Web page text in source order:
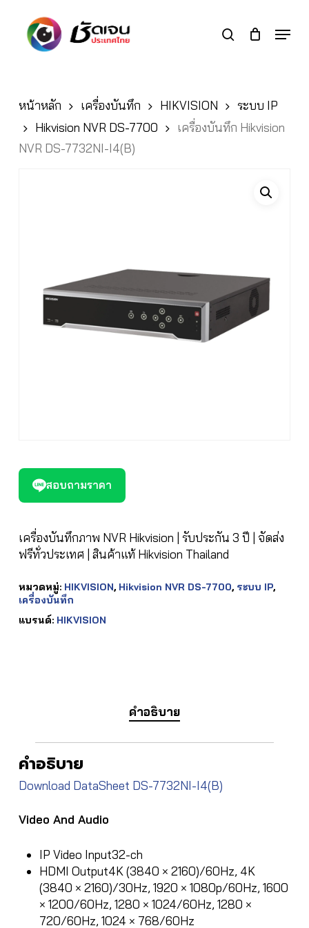
search Menu
หน้าหลัก เครื่องบันทึก HIKVISION
ระบบ IP
Hikvision NVR DS-7700
เครื่องบันทึก Hikvision
NVR DS-7732NI-I4(B)
สอบถามราคา
เครื่องบันทึกภาพ NVR Hikvision | รับประกัน 3 ปี | จัดส่ง
ฟรีทั่วประเทศ | สินค้าแท้ Hikvision Thailand
หมวดหมู่: HIKVISION, Hikvision NVR DS-7700, ระบบ IP,
เครื่องบันทึก
แบรนด์: HIKVISION
คำอธิบาย
คำอธิบาย
Download DataSheet DS-7732NI-I4(B)
Video And Audio
IP Video Input32-ch
HDMI Output4K (3840 × 2160)/60Hz, 4K
(3840 × 2160)/30Hz, 1920 × 1080p/60Hz, 1600
× 1200/60Hz, 1280 × 1024/60Hz, 1280 ×
720/60Hz, 1024 × 768/60Hz
Close